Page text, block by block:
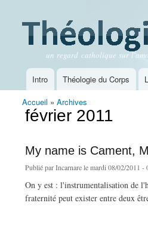
Théologie du Corps
un regard catholique sur
Menu principal
Intro Théologie du Corps
Vous êtes ici
Accueil » Archives
février 2011
My name is Cament,
Publié parIncarnarele mardi 08/02/2011 -
On y est : l'instrumentalisation de
fraternité peut exister entre deux